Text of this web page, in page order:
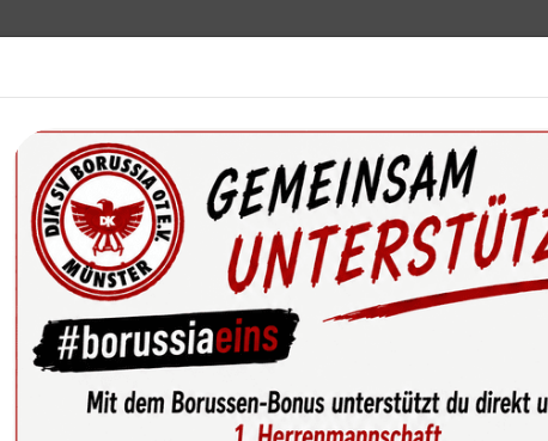
News & Media Service Sponsoren
Newsroom Große Freude bei der U9-1 nach toller Hinrunde